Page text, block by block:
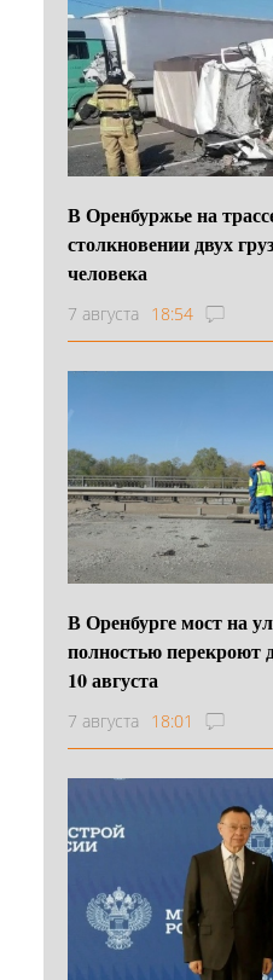
В Оренбуржье на
столкновении двух
человека
7 августа 18:54
В Оренбурге мост на
полностью перекроют
10 августа
7 августа 18:01